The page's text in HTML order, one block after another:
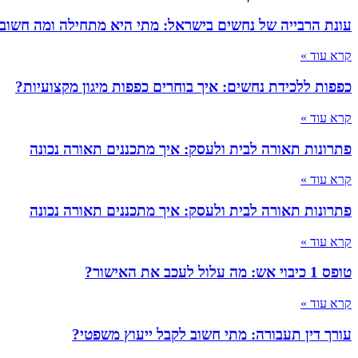
עונת הרבייה של נחשים בישראל: מתי היא מתחילה ומה
קרא עוד »
כפפות ללכידת נחשים: איך בוחרים כפפות מיגון מקצועיות?
קרא עוד »
פתרונות תאורה לבית ולעסק: איך מתכננים תאורה נכונה
קרא עוד »
פתרונות תאורה לבית ולעסק: איך מתכננים תאורה נכונה
קרא עוד »
טופס 1 כיבוי אש: מה עלול לעכב את האישור?
קרא עוד »
עורך דין תעבורה: מתי חשוב לקבל ייעוץ משפטי?